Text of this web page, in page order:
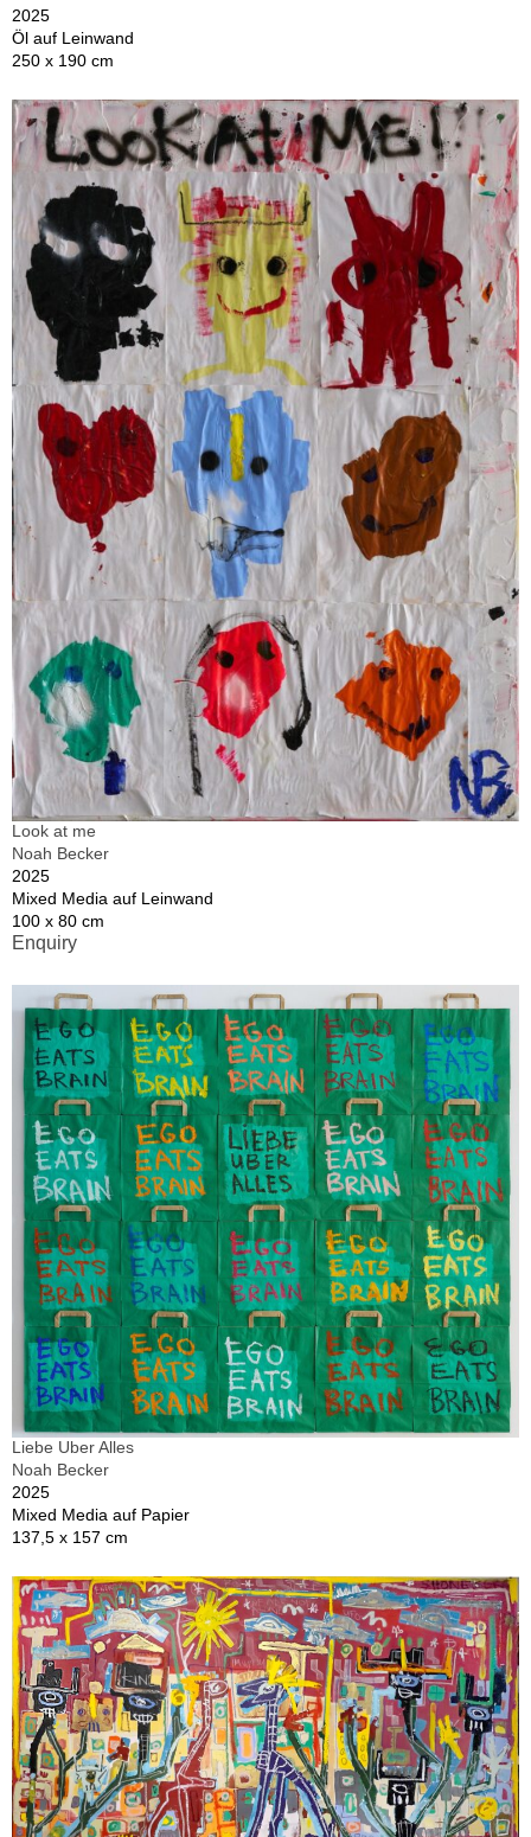
2025
Öl auf Leinwand
250 x 190 cm
Look at me
Noah Becker
2025
Mixed Media auf Leinwand
100 x 80 cm
Enquiry
Liebe Uber Alles
Noah Becker
2025
Mixed Media auf Papier
137,5 x 157 cm